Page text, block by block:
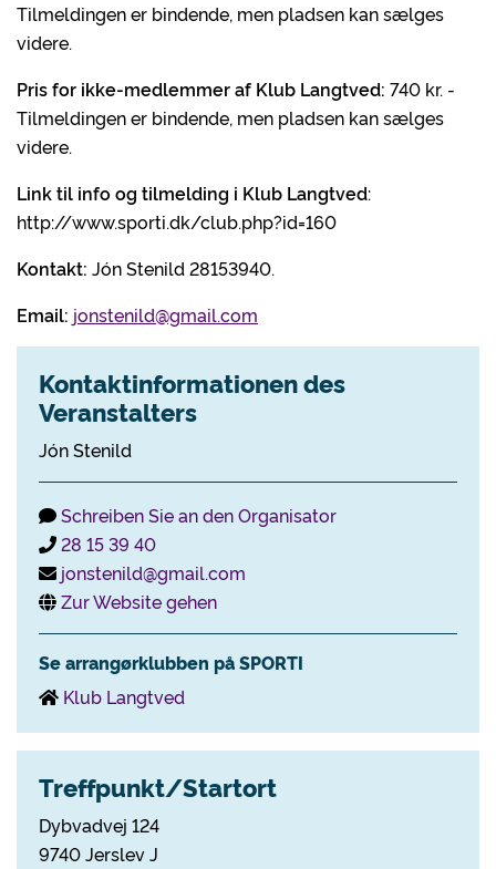
Tilmeldingen er bindende, men pladsen kan sælges
videre.
Pris for ikke-medlemmer af Klub Langtved: 740 kr. -
Tilmeldingen er bindende, men pladsen kan sælges
videre.
Link til info og tilmelding i Klub Langtved:
http://www.sporti.dk/club.php?id=160
Kontakt: Jón Stenild 28153940.
Email: jonstenild@gmail.com
Kontaktinformationen des
Veranstalters
Jón Stenild
Schreiben Sie an den Organisator
28 15 39 40
jonstenild@gmail.com
Zur Website gehen
Se arrangørklubben på SPORTI
Klub Langtved
Treffpunkt/Startort
Dybvadvej 124
9740 Jerslev J